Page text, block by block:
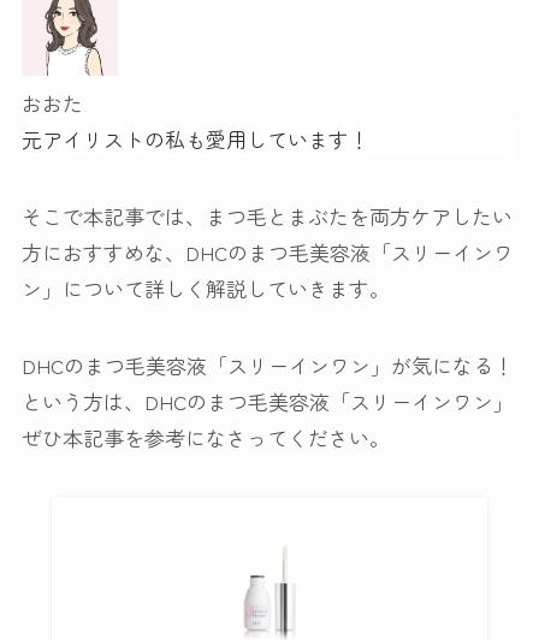
おおた
元アイリストの私も愛用しています！
そこで本記事では、
まつ毛とまぶたを両方ケアしたい
方におすすめな、DHCのまつ毛美容液「スリーインワ
ン」について詳しく解説していきます。
DHCのまつ毛美容液「スリーインワン」が気になる！
という方は、DHCのまつ毛美容液「スリーインワン」
ぜひ本記事を参考になさってください。